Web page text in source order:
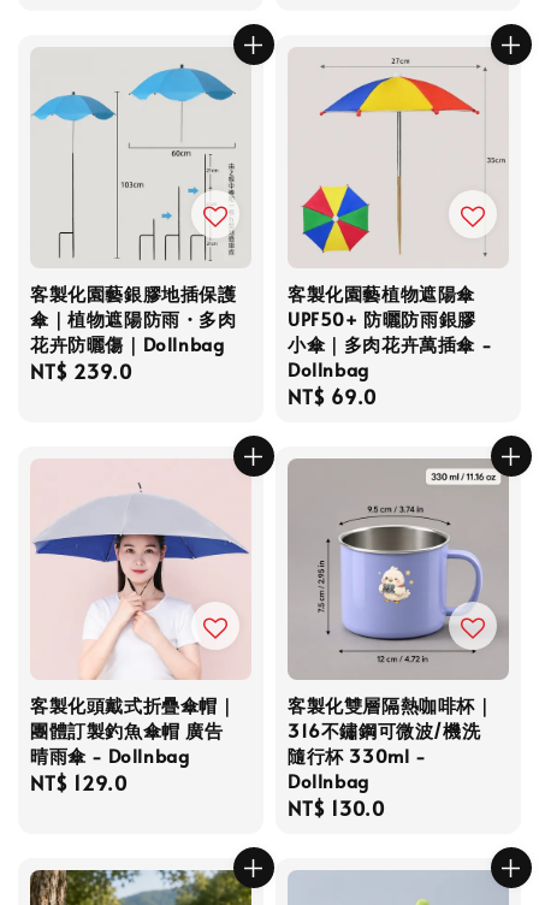
客製化園藝銀膠地插保護
傘｜植物遮陽防雨・多肉
花卉防曬傷｜Dollnbag
Regular
NT$ 239.0
客製化園藝植物遮陽傘
UPF50+ 防曬防雨銀膠
小傘｜多肉花卉萬插傘 -
Dollnbag
Regular
NT$ 69.0
客製化頭戴式折疊傘帽｜
團體訂製釣魚傘帽 廣告
晴雨傘 - Dollnbag
Regular
NT$ 129.0
客製化雙層隔熱咖啡杯｜
316不鏽鋼可微波/機洗
隨行杯 330ml -
Dollnbag
Regular
NT$ 130.0